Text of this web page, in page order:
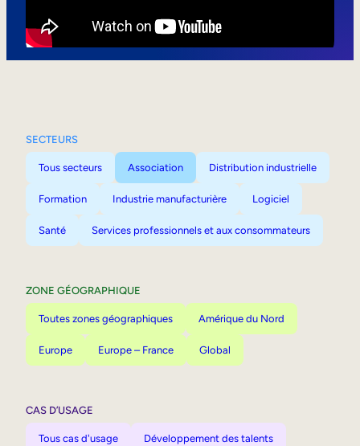
SECTEURS
Tous secteurs Association Distribution industrielle
Formation Industrie manufacturière Logiciel
Santé Services professionnels et aux consommateurs
ZONE GÉOGRAPHIQUE
Toutes zones géographiques Amérique du Nord
Europe Europe – France Global
CAS D’USAGE
Tous cas d'usage Développement des talents